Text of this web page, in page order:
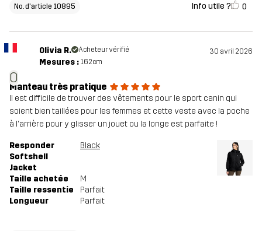
No. d'article 10895 Info utile ? 0
O
Olivia R. Acheteur vérifié 30 avril 2026
Mesures : 162cm
Manteau très pratique
Il est difficile de trouver des vêtements pour le sport canin qui
soient bien taillées pour les femmes et cette veste avec la poche
à l'arrière pour y glisser un jouet ou la longe est parfaite !
Responder
Softshell
Jacket
Black
Taille achetée
M
Taille ressentie
Parfait
Longueur
Parfait